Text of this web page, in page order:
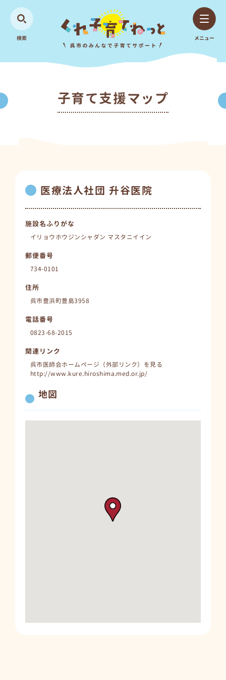
検索 メニュー
子育て支援マップ
医療法人社団 升谷医院
施設名ふりがな
イリョウホウジンシャダン マスタニイイン
郵便番号
734-0101
住所
呉市豊浜町豊島3958
電話番号
0823-68-2015
関連リンク
呉市医師会ホームページ（外部リンク）を見る
http://www.kure.hiroshima.med.or.jp/
地図